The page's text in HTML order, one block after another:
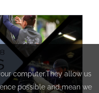
computer.They allow us
possible and mean we